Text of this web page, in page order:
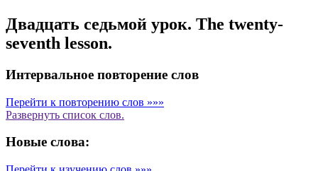
Двадцать седьмой урок. The twenty-
seventh lesson.
Интервальное повторение слов
Перейти к повторению слов »»»
Развернуть список слов.
Новые слова: